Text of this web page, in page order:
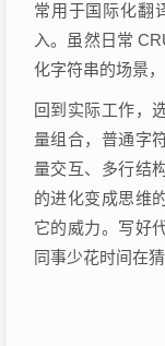
常用于国际化翻
入。虽然日常
化字符串的场景
回到实际工作，
量组合，普通字
量交互、多行结
的进化变成思维
它的威力。写好
同事少花时间在